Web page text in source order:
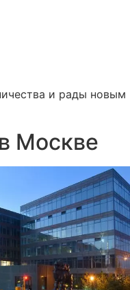
и рады новым
Москве